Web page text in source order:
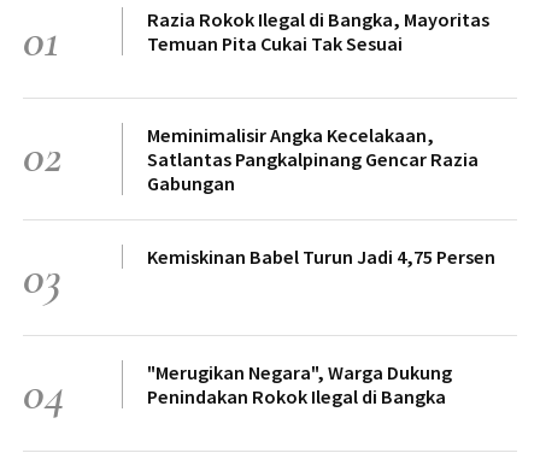
01
Razia Rokok Ilegal di Bangka, Mayoritas
Temuan Pita Cukai Tak Sesuai
02
Meminimalisir Angka Kecelakaan,
Satlantas Pangkalpinang Gencar Razia
Gabungan
03 Kemiskinan Babel Turun Jadi 4,75 Persen
04
"Merugikan Negara", Warga Dukung
Penindakan Rokok Ilegal di Bangka